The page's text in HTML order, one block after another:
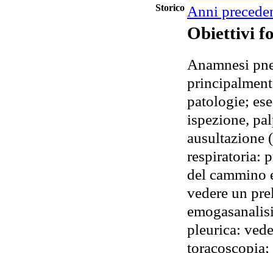
Storico Anni
Obiettivi
Anamnesi
patologie;
ispezione,
ausultazione
respiratoria:
del cammino
vedere un
pleurica: